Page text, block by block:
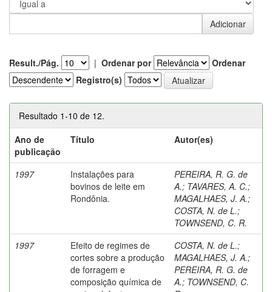
Result./Pág. | Ordenar por
Ordenar
Registro(s)
Resultado 1-10 de 12.
Ano de
publicação
Título Autor(es)
1997
Instalações para
bovinos de leite em
Rondônia.
PEREIRA, R. G. de
A.; TAVARES, A. C.;
MAGALHAES, J. A.;
COSTA, N. de L.;
TOWNSEND, C. R.
1997
Efeito de regimes de
cortes sobre a produção
de forragem e
composição química de
COSTA, N. de L.;
MAGALHAES, J. A.;
PEREIRA, R. G. de
A.; TOWNSEND, C.